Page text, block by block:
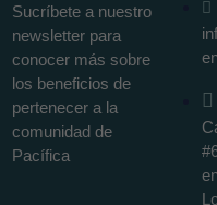
Sucríbete a nuestro
newsletter para
conocer más sobre
los beneficios de
pertenecer a la
comunidad de
Pacífica